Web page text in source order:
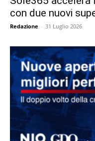
con due nuovi
Redazione - 31 Luglio 2026